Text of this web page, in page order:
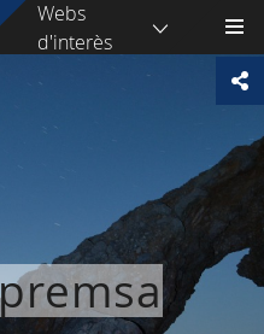
Webs
d'interès